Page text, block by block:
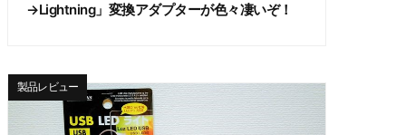
→Lightning」変換アダプターが色々凄いぞ！
製品レビュー